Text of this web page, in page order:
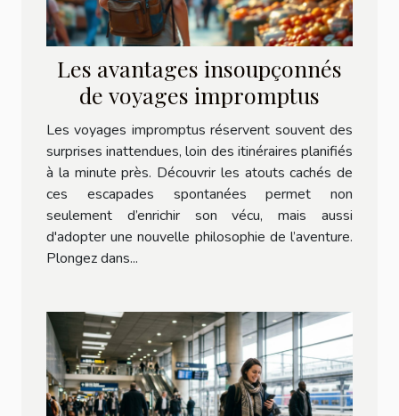
Les avantages insoupçonnés
de voyages impromptus
Les voyages impromptus réservent souvent des
surprises inattendues, loin des itinéraires planifiés
à la minute près. Découvrir les atouts cachés de
ces escapades spontanées permet non
seulement d’enrichir son vécu, mais aussi
d'adopter une nouvelle philosophie de l’aventure.
Plongez dans...